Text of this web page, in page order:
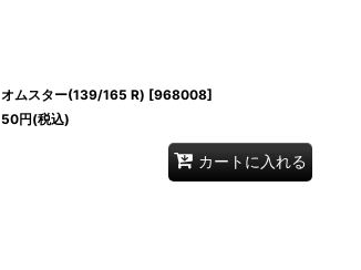
オムスター(139/165 R) [968008]
50円(税込)
カートに入れる